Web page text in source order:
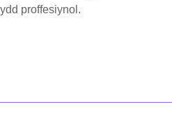
proffesiynol.